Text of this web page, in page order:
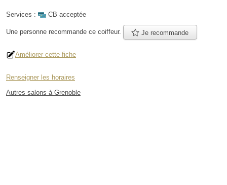
Services : CB acceptée
Une personne recommande ce coiffeur. Je recommande
Améliorer cette fiche
Renseigner les horaires
Autres salons à Grenoble